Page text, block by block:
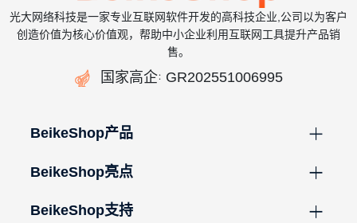
光大网络科技是一家专业互联网软件开发的高科技企业,公司以为客户
创造价值为核心价值观，帮助中小企业利用互联网工具提升产品销
售。
 国家高企： GR202551006995
BeikeShop产品
BeikeShop亮点
BeikeShop支持